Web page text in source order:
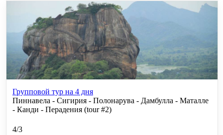
Групповой тур на 4 дня
Пиннавела - Сигирия - Полонарува - Дамбулла - Маталле
- Канди - Перадения (tour #2)
4/3